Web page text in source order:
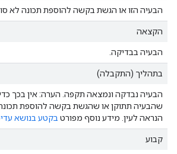
הבעיה הזו או הגשת בקשה להוספת תכונה לא
הקצאה
הבעיה בבדיקה.
בתהליך (התקבלה)
הבעיה נבדקה ונמצאה תקפה. הערה: אין בכך
שהבעיה תתוקן או שהגשת בקשה להוספת
הנראה לעין. מידע נוסף מפורט בקטע בנושא
קבוע